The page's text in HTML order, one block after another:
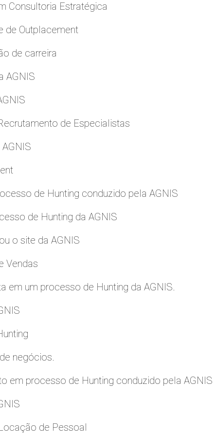
Consultoria Estratégica
de Outplacement
de carreira
AGNIS
de Especialistas
de Hunting conduzido pela AGNIS
de Hunting da AGNIS
o site da AGNIS
Vendas
em um processo de Hunting da AGNIS.
negócios.
em processo de Hunting conduzido pela AGNIS
de Pessoal